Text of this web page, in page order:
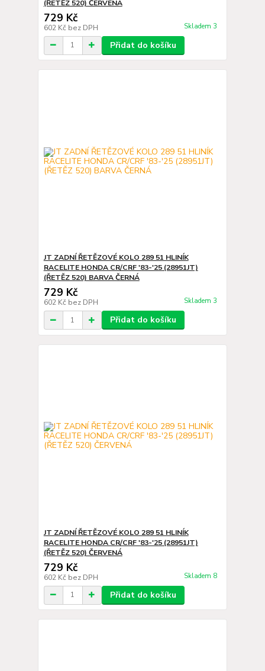
(ŘETĚZ 520) ČERVENÁ
729 Kč
602 Kč bez DPH Skladem 3
Přidat do košíku
JT ZADNÍ ŘETĚZOVÉ KOLO 289 51 HLINÍK
RACELITE HONDA CR/CRF '83-'25 (28951JT)
(ŘETĚZ 520) BARVA ČERNÁ
729 Kč
602 Kč bez DPH Skladem 3
Přidat do košíku
JT ZADNÍ ŘETĚZOVÉ KOLO 289 51 HLINÍK
RACELITE HONDA CR/CRF '83-'25 (28951JT)
(ŘETĚZ 520) ČERVENÁ
729 Kč
602 Kč bez DPH Skladem 8
Přidat do košíku